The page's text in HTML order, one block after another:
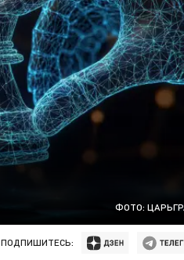
ФОТО:
ПОДПИШИТЕСЬ: